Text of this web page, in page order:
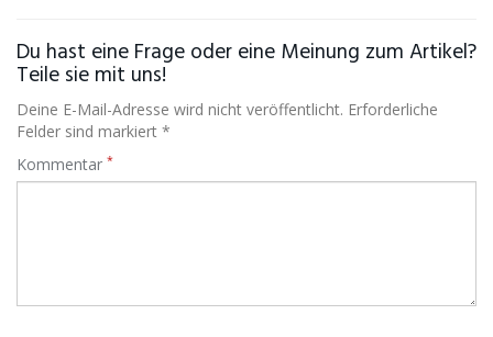
Du hast eine Frage oder eine Meinung zum Artikel?
Teile sie mit uns!
Deine E-Mail-Adresse wird nicht veröffentlicht. Erforderliche
Felder sind markiert *
Kommentar *